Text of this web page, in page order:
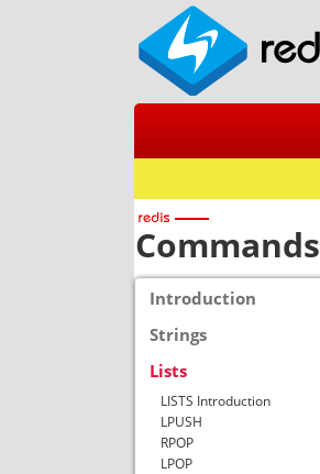
Commands
Introduction
Strings
Lists
LISTS Introduction
LPUSH
RPOP
LPOP